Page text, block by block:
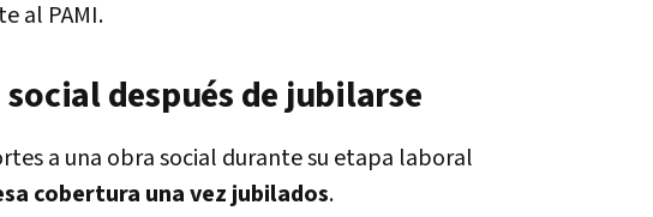
al PAMI.
después de jubilarse
a una obra social durante su etapa laboral
cobertura una vez jubilados.